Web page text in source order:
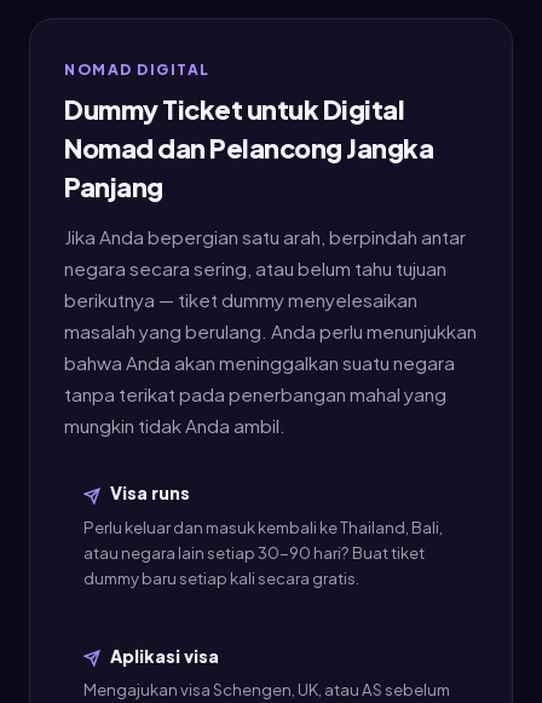
NOMAD DIGITAL
Dummy Ticket untuk Digital
Nomad dan Pelancong Jangka
Panjang
Jika Anda bepergian satu arah, berpindah antar
negara secara sering, atau belum tahu tujuan
berikutnya — tiket dummy menyelesaikan
masalah yang berulang. Anda perlu menunjukkan
bahwa Anda akan meninggalkan suatu negara
tanpa terikat pada penerbangan mahal yang
mungkin tidak Anda ambil.
Visa runs
Perlu keluar dan masuk kembali ke Thailand, Bali,
atau negara lain setiap 30-90 hari? Buat tiket
dummy baru setiap kali secara gratis.
Aplikasi visa
Mengajukan visa Schengen, UK, atau AS sebelum